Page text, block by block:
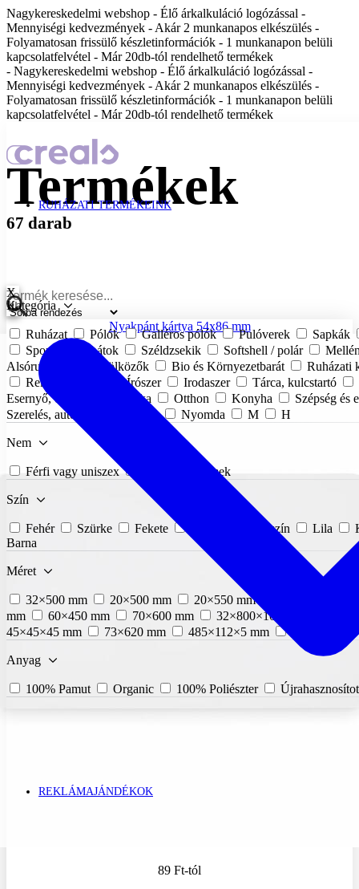
Nagykereskedelmi webshop - Élő árkalkuláció logózással -
Mennyiségi kedvezmények - Akár 2 munkanapos elkészülés -
Folyamatosan frissülő készletinformációk - 1 munkanapon belüli
kapcsolatfelvétel - Már 20db-tól rendelhető termékek
- Nagykereskedelmi webshop - Élő árkalkuláció logózással -
Mennyiségi kedvezmények - Akár 2 munkanapos elkészülés -
Folyamatosan frissülő készletinformációk - 1 munkanapon belüli
kapcsolatfelvétel - Már 20db-tól rendelhető termékek
RUHÁZATI TERMÉKEINK
REKLÁMAJÁNDÉKOK
Termékek
67 darab
X
Kategória
Ruházat Pólók Galléros pólók Pulóverek
Sapkák
Sport
Kabátok Széldzsekik Softshell / polár
Alsóruházat
Törölközők Bio és Környezetbarát
Ruházati
Reklámajándék
Írószer Irodaszer Tárca, kulcstartó
Esernyő, esőkabát
Táska Otthon Konyha
Szépség és
Szerelés, autó
Kiegészítők Nyomda M H
Nem
Férfi vagy uniszex Gyermek
Szín
Fehér Szürke Fekete Rózsaszín Lila
Barna
Méret
32×500 mm 20×500 mm 20×550 mm
mm
60×450 mm 70×600 mm 32×800×10 mm
45×45×45 mm
73×620 mm 485×112×5 mm 20×560 mm
Anyag
100% Pamut Organic 100% Poliészter
Nyakpánt kártya 54x86 mm
89 Ft-tól